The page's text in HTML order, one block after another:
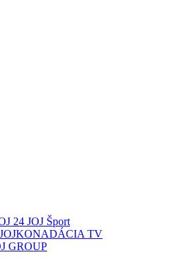
24 JOJ Šport
JOJKONADÁCIA TV
GROUP